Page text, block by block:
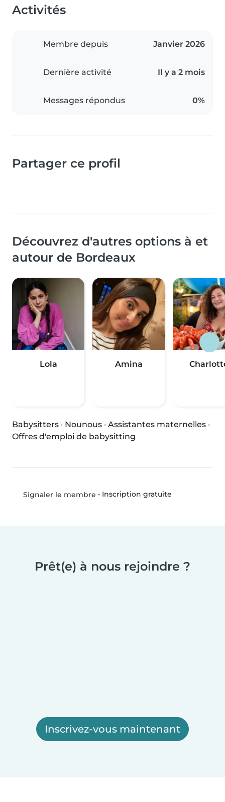
Activités
Membre depuis Janvier 2026
Dernière activité Il y a 2 mois
Messages répondus 0%
Partager ce profil
Découvrez d'autres options à et
autour de Bordeaux
Lola Amina
Babysitters · Nounous · Assistantes maternelles ·
Offres d'emploi de babysitting
Signaler le membre • Inscription gratuite
Prêt(e) à nous rejoindre ?
Inscrivez-vous maintenant